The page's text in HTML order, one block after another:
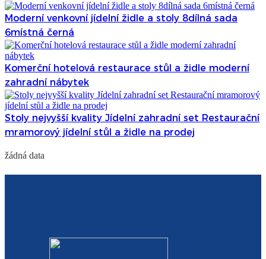
Moderní venkovní jídelní židle a stoly 8dílná sada
6místná černá
Komerční hotelová restaurace stůl a židle moderní
zahradní nábytek
Stoly nejvyšší kvality Jídelní zahradní set Restaurační
mramorový jídelní stůl a židle na prodej
žádná data